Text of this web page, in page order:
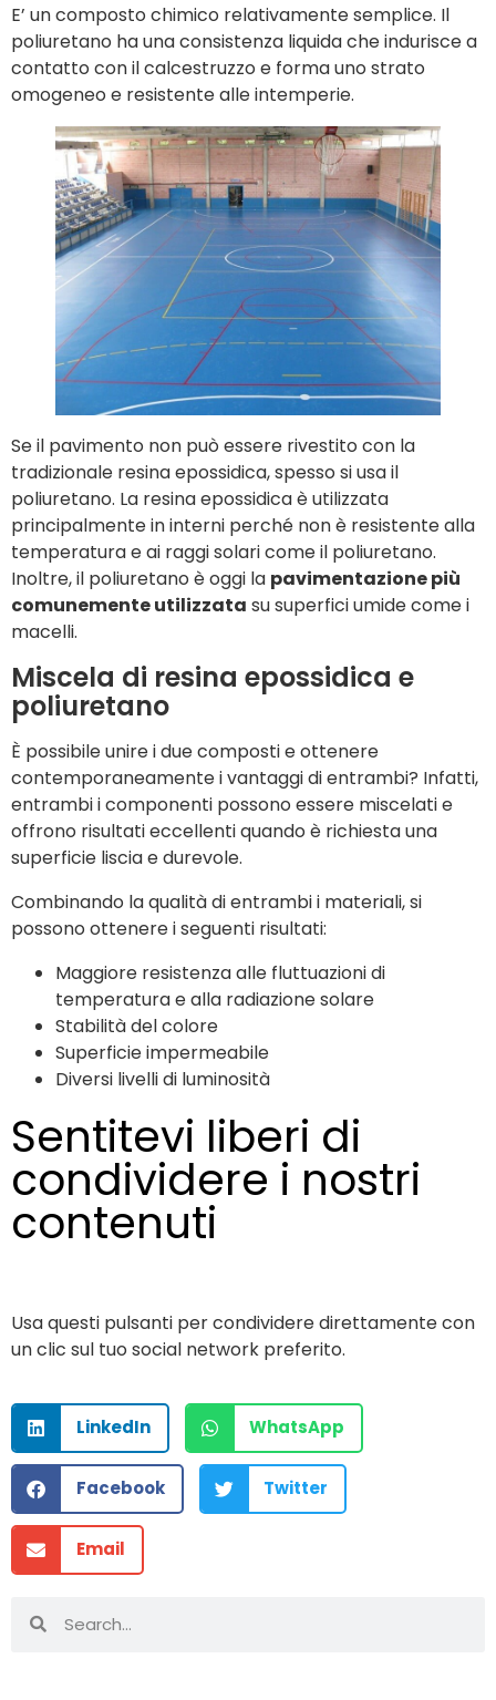
E’ un composto chimico relativamente semplice. Il
poliuretano ha una consistenza liquida che indurisce a
contatto con il calcestruzzo e forma uno strato
omogeneo e resistente alle intemperie.
Se il pavimento non può essere rivestito con la
tradizionale resina epossidica, spesso si usa il
poliuretano. La resina epossidica è utilizzata
principalmente in interni perché non è resistente alla
temperatura e ai raggi solari come il poliuretano.
Inoltre, il poliuretano è oggi la pavimentazione più
comunemente utilizzata su superfici umide come i
macelli.
Miscela di resina epossidica e
poliuretano
È possibile unire i due composti e ottenere
contemporaneamente i vantaggi di entrambi? Infatti,
entrambi i componenti possono essere miscelati e
offrono risultati eccellenti quando è richiesta una
superficie liscia e durevole.
Combinando la qualità di entrambi i materiali, si
possono ottenere i seguenti risultati:
Maggiore resistenza alle fluttuazioni di
temperatura e alla radiazione solare
Stabilità del colore
Superficie impermeabile
Diversi livelli di luminosità
Sentitevi liberi di
condividere i nostri
contenuti
Usa questi pulsanti per condividere direttamente con
un clic sul tuo social network preferito.
LinkedIn WhatsApp
Facebook Twitter
Email